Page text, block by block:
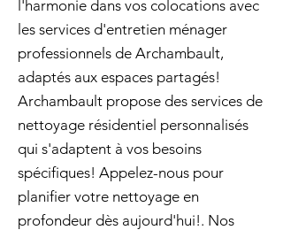
l'harmonie dans vos colocations avec
les services d'entretien ménager
professionnels de Archambault,
adaptés aux espaces partagés!
Archambault propose des services de
nettoyage résidentiel personnalisés
qui s'adaptent à vos besoins
spécifiques! Appelez-nous pour
planifier votre nettoyage en
profondeur dès aujourd'hui!. Nos